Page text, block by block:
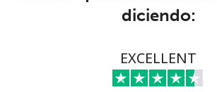
diciendo:
EXCELLENT